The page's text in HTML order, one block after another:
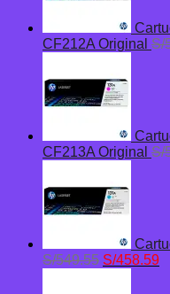
CF212A Original S/
CF213A Original S/
S/549.55 El
S/458.59El